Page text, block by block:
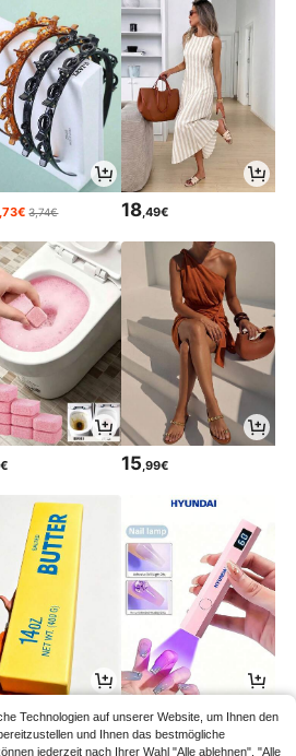
,73€ 3,74€ 18,49€
15,99€
4,44€4,69€ -5%
Technologien auf unserer Website, um Ihnen den
und Ihnen das bestmögliche
jederzeit nach Ihrer Wahl "Alle ablehnen", "Alle